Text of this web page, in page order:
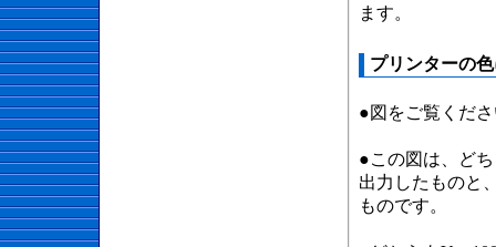
ます。
プリンターの
●図をご覧くだ
●この図は、ど
出力したものと
ものです。